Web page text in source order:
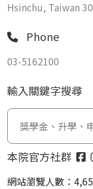
Hsinchu, Taiwan
Phone
03-5162100
輸入關鍵字搜尋
本院官方社群
網站瀏覽人數：